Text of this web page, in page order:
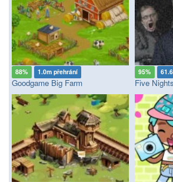
88% 1.0m přehrání
Goodgame Big Farm
95%
Five